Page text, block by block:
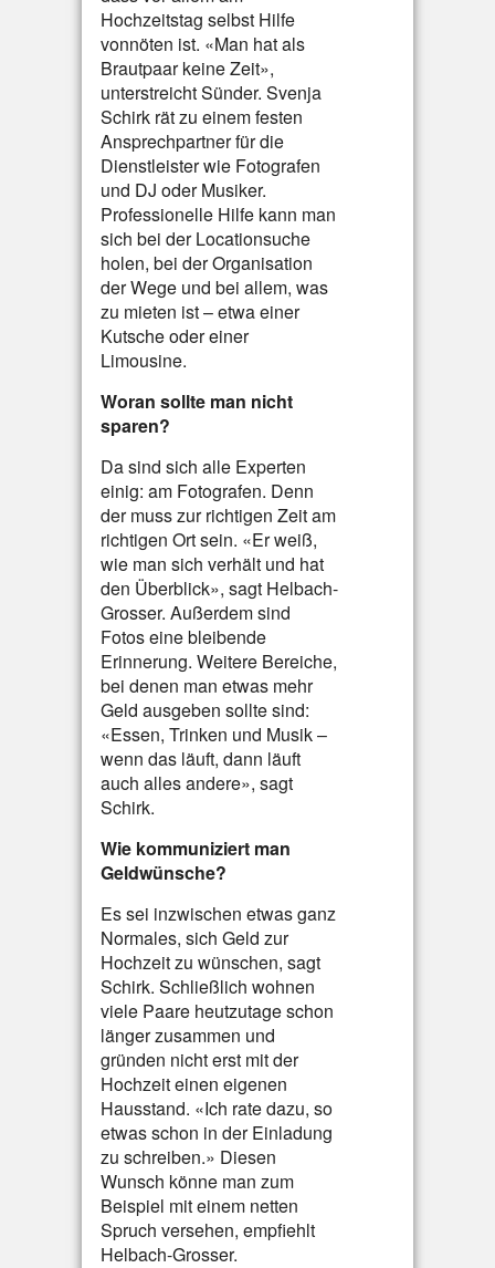
Hochzeitstag selbst Hilfe
vonnöten ist. «Man hat als
Brautpaar keine Zeit»,
unterstreicht Sünder. Svenja
Schirk rät zu einem festen
Ansprechpartner für die
Dienstleister wie Fotografen
und DJ oder Musiker.
Professionelle Hilfe kann man
sich bei der Locationsuche
holen, bei der Organisation
der Wege und bei allem, was
zu mieten ist – etwa einer
Kutsche oder einer
Limousine.
Woran sollte man nicht
sparen?
Da sind sich alle Experten
einig: am Fotografen. Denn
der muss zur richtigen Zeit am
richtigen Ort sein. «Er weiß,
wie man sich verhält und hat
den Überblick», sagt Helbach-
Grosser. Außerdem sind
Fotos eine bleibende
Erinnerung. Weitere Bereiche,
bei denen man etwas mehr
Geld ausgeben sollte sind:
«Essen, Trinken und Musik –
wenn das läuft, dann läuft
auch alles andere», sagt
Schirk.
Wie kommuniziert man
Geldwünsche?
Es sei inzwischen etwas ganz
Normales, sich Geld zur
Hochzeit zu wünschen, sagt
Schirk. Schließlich wohnen
viele Paare heutzutage schon
länger zusammen und
gründen nicht erst mit der
Hochzeit einen eigenen
Hausstand. «Ich rate dazu, so
etwas schon in der Einladung
zu schreiben.» Diesen
Wunsch könne man zum
Beispiel mit einem netten
Spruch versehen, empfiehlt
Helbach-Grosser.